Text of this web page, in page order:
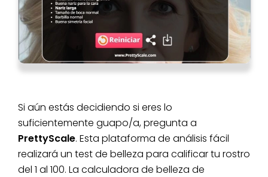
Si aún estás decidiendo si eres lo
suficientemente guapo/a, pregunta a
PrettyScale. Esta plataforma de análisis fácil
realizará un test de belleza para calificar tu rostro
del 1 al 100. La calculadora de belleza de